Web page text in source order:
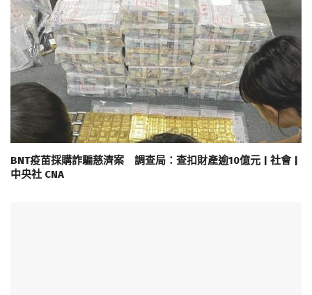
BNT疫苗採購詐騙慈濟案 調查局：查扣財產逾10億元 | 社會 |
中央社 CNA